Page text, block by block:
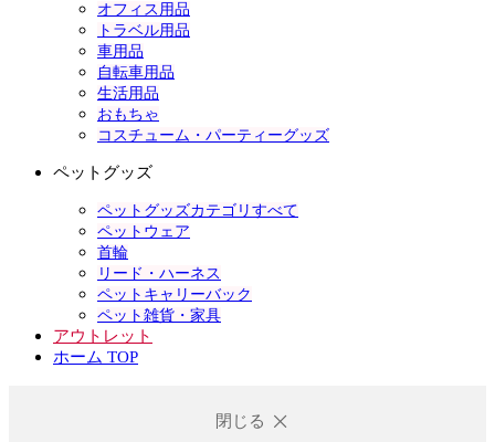
オフィス用品
トラベル用品
車用品
自転車用品
生活用品
おもちゃ
コスチューム・パーティーグッズ
ペットグッズ
ペットグッズカテゴリすべて
ペットウェア
首輪
リード・ハーネス
ペットキャリーバック
ペット雑貨・家具
アウトレット
ホーム TOP
閉じる